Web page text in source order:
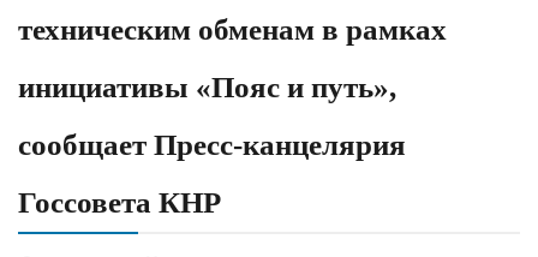
техническим обменам в рамках
инициативы «Пояс и путь»,
сообщает Пресс-канцелярия
Госсовета КНР